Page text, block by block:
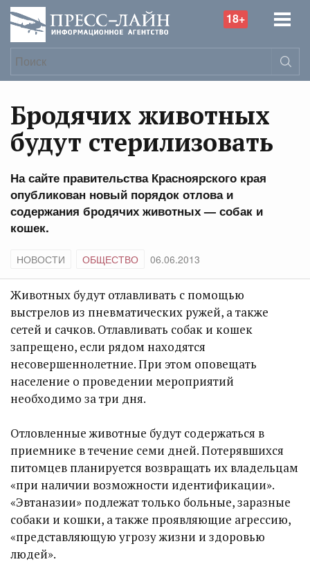
18+
Бродячих животных
будут стерилизовать
На сайте правительства Красноярского края
опубликован новый порядок отлова и
содержания бродячих животных — собак и
кошек.
НОВОСТИ ОБЩЕСТВО 06.06.2013
Животных будут отлавливать с помощью
выстрелов из пневматических ружей, а также
сетей и сачков. Отлавливать собак и кошек
запрещено, если рядом находятся
несовершеннолетние. При этом оповещать
население о проведении мероприятий
необходимо за три дня.
Отловленные животные будут содержаться в
приемнике в течение семи дней. Потерявшихся
питомцев планируется возвращать их владельцам
«при наличии возможности идентификации».
«Эвтаназии» подлежат только больные, заразные
собаки и кошки, а также проявляющие агрессию,
«представляющую угрозу жизни и здоровью
людей».